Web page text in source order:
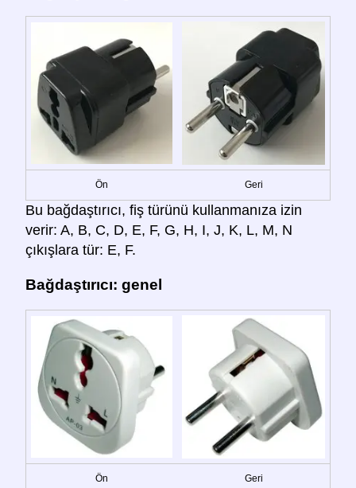
Ön Geri
Bu bağdaştırıcı, fiş türünü kullanmanıza izin
verir: A, B, C, D, E, F, G, H, I, J, K, L, M, N
çıkışlara tür: E, F.
Bağdaştırıcı: genel
Ön Geri